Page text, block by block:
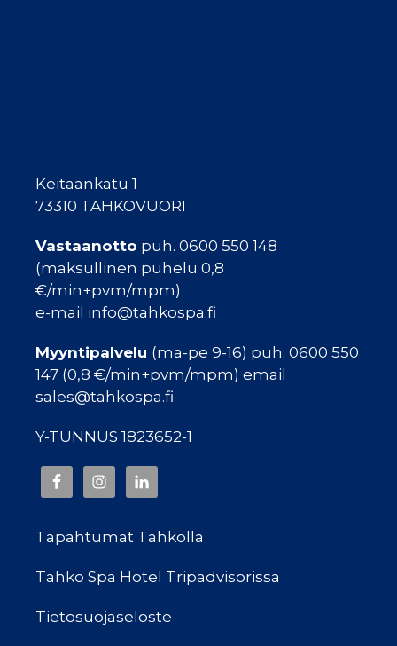
Keitaankatu 1
73310 TAHKOVUORI
Vastaanotto puh. 0600 550 148
(maksullinen puhelu 0,8
€/min+pvm/mpm)
e-mail info@tahkospa.fi
Myyntipalvelu (ma-pe 9-16) puh. 0600 550
147 (0,8 €/min+pvm/mpm) email
sales@tahkospa.fi
Y-TUNNUS 1823652-1
Tapahtumat Tahkolla
Tahko Spa Hotel Tripadvisorissa
Tietosuojaseloste